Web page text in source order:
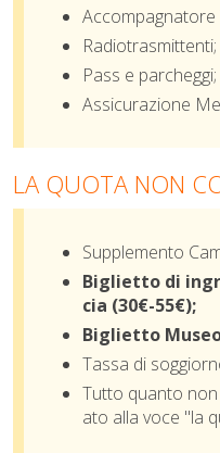
Accompagnatore
Radiotrasmittenti;
Pass e parcheggi;
Assicurazione
LA QUOTA NON
Supplemento
Biglietto di
cia (30€-55€);
Biglietto
Tassa di
Tutto quanto
ato alla voce "la